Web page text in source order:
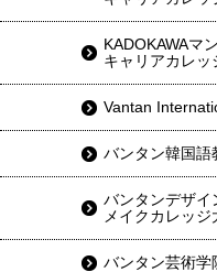
KADOKAWAマ
キャリアカレッ
Vantan
バンタン韓国語
バンタンデザイ
メイクカレッジ
バンタン芸術学